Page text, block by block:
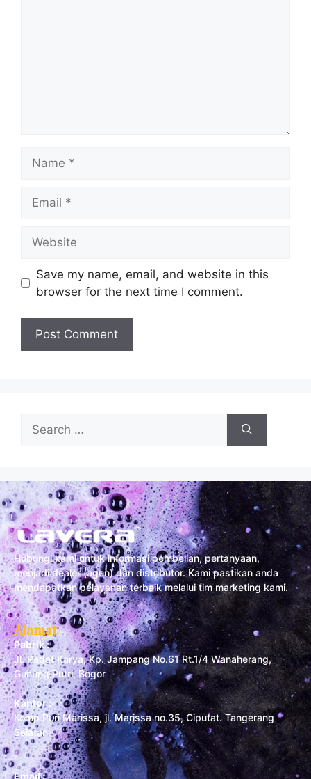
Save my name, email, and website in this
browser for the next time I comment.
Hubungi kami untuk informasi pembelian, pertanyaan,
menjadi dealer (agen) dan distributor. Kami pastikan anda
mendapatkan pelayanan terbaik melalui tim marketing kami.
Alamat
Pabrik :
Jl. Padat Karya, Kp. Jampang No.61 Rt.1/4 Wanaherang,
Gunung Putri, Bogor
Kantor :
Komp Puri Marissa, jl. Marissa no.35, Ciputat. Tangerang
Selatan
Email :